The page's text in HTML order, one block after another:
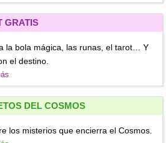
GRATIS
la bola mágica, las runas, el tarot… Y
el destino.
DEL COSMOS
los misterios que encierra el Cosmos.